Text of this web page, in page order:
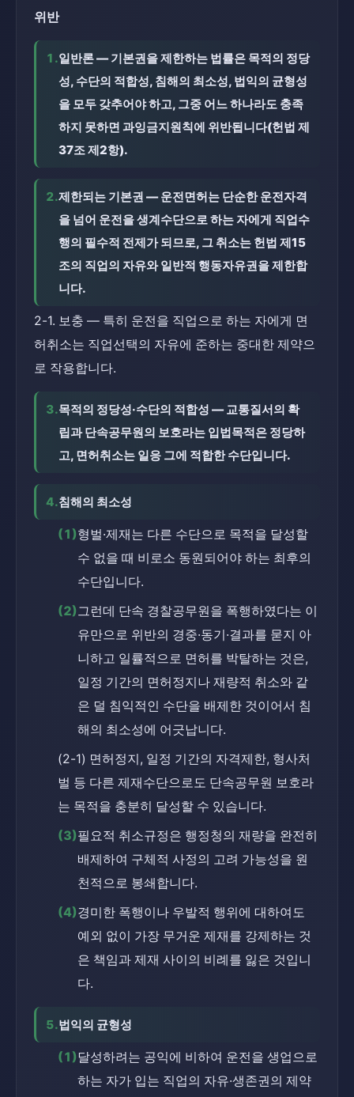
위반
1.일반론 — 기본권을 제한하는 법률은 목적의 정당
성, 수단의 적합성, 침해의 최소성, 법익의 균형성
을 모두 갖추어야 하고, 그중 어느 하나라도 충족
하지 못하면 과잉금지원칙에 위반됩니다(헌법 제
37조 제2항).
2.제한되는 기본권 — 운전면허는 단순한 운전자격
을 넘어 운전을 생계수단으로 하는 자에게 직업수
행의 필수적 전제가 되므로, 그 취소는 헌법 제15
조의 직업의 자유와 일반적 행동자유권을 제한합
니다.
2-1. 보충 — 특히 운전을 직업으로 하는 자에게 면
허취소는 직업선택의 자유에 준하는 중대한 제약으
로 작용합니다.
3.목적의 정당성·수단의 적합성 — 교통질서의 확
립과 단속공무원의 보호라는 입법목적은 정당하
고, 면허취소는 일응 그에 적합한 수단입니다.
4.침해의 최소성
(1)형벌·제재는 다른 수단으로 목적을 달성할
수 없을 때 비로소 동원되어야 하는 최후의
수단입니다.
(2)그런데 단속 경찰공무원을 폭행하였다는 이
유만으로 위반의 경중·동기·결과를 묻지 아
니하고 일률적으로 면허를 박탈하는 것은,
일정 기간의 면허정지나 재량적 취소와 같
은 덜 침익적인 수단을 배제한 것이어서 침
해의 최소성에 어긋납니다.
(2-1) 면허정지, 일정 기간의 자격제한, 형사처
벌 등 다른 제재수단으로도 단속공무원 보호라
는 목적을 충분히 달성할 수 있습니다.
(3)필요적 취소규정은 행정청의 재량을 완전히
배제하여 구체적 사정의 고려 가능성을 원
천적으로 봉쇄합니다.
(4)경미한 폭행이나 우발적 행위에 대하여도
예외 없이 가장 무거운 제재를 강제하는 것
은 책임과 제재 사이의 비례를 잃은 것입니
다.
5.법익의 균형성
(1)달성하려는 공익에 비하여 운전을 생업으로
하는 자가 입는 직업의 자유·생존권의 제약